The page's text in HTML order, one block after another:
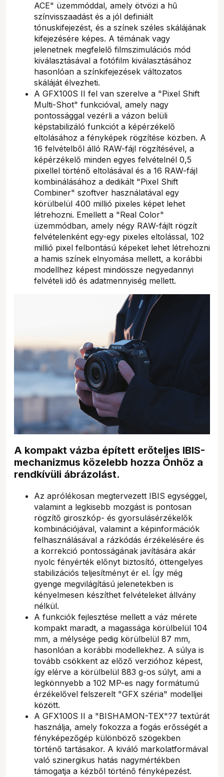
ACE" üzemmóddal, amely ötvözi a hű
színvisszaadást és a jól definiált
tónuskifejezést, és a színek széles skálájának
kifejezésére képes. A témának vagy
jelenetnek megfelelő filmszimulációs mód
kiválasztásával a fotófilm kiválasztásához
hasonlóan a színkifejezések változatos
skáláját élvezheti.
A GFX100S II fel van szerelve a "Pixel Shift
Multi-Shot" funkcióval, amely nagy
pontossággal vezérli a vázon belüli
képstabilizáló funkciót a képérzékelő
eltolásához a fényképek rögzítése közben. A
16 felvételből álló RAW-fájl rögzítésével, a
képérzékelő minden egyes felvételnél 0,5
pixellel történő eltolásával és a 16 RAW-fájl
kombinálásához a dedikált "Pixel Shift
Combiner" szoftver használatával egy
körülbelül 400 millió pixeles képet lehet
létrehozni. Emellett a "Real Color"
üzemmódban, amely négy RAW-fájlt rögzít
felvételenként egy-egy pixeles eltolással, 102
millió pixel felbontású képeket lehet létrehozni
a hamis színek elnyomása mellett, a korábbi
modellhez képest mindössze negyedannyi
felvételi idő és adatmennyiség mellett.
A kompakt vázba épített erőteljes IBIS-
mechanizmus közelebb hozza Önhöz a
rendkívüli ábrázolást.
Az aprólékosan megtervezett IBIS egységgel,
valamint a legkisebb mozgást is pontosan
rögzítő giroszkóp- és gyorsulásérzékelők
kombinációjával, valamint a képinformációk
felhasználásával a rázkódás érzékelésére és
a korrekció pontosságának javítására akár
nyolc fényérték előnyt biztosító, öttengelyes
stabilizációs teljesítményt ér el. Így még
gyenge megvilágítású jelenetekben is
kényelmesen készíthet felvételeket állvány
nélkül.
A funkciók fejlesztése mellett a váz mérete
kompakt maradt, a magassága körülbelül 104
mm, a mélysége pedig körülbelül 87 mm,
hasonlóan a korábbi modellekhez. A súlya is
tovább csökkent az előző verzióhoz képest,
így elérve a körülbelül 883 g-os súlyt, ami a
legkönnyebb a 102 MP-es nagy formátumú
érzékelővel felszerelt "GFX széria" modelljei
között.
A GFX100S II a "BISHAMON-TEX"?7 textúrát
használja, amely fokozza a fogás erősségét a
fényképezőgép különböző szögekben
történő tartásakor. A kiváló markolatformával
való szinergikus hatás nagymértékben
támogatja a kézből történő fényképezést.